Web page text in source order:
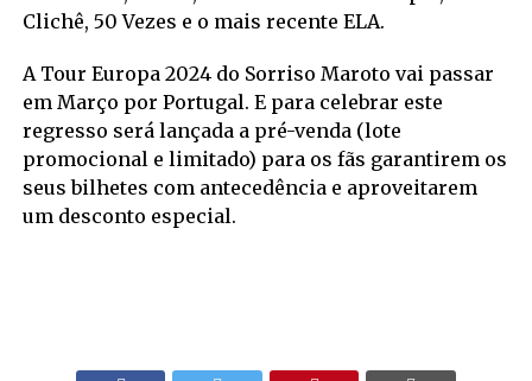
Clichê, 50 Vezes e o mais recente ELA.
A Tour Europa 2024 do Sorriso Maroto vai passar
em Março por Portugal. E para celebrar este
regresso será lançada a pré-venda (lote
promocional e limitado) para os fãs garantirem os
seus bilhetes com antecedência e aproveitarem
um desconto especial.